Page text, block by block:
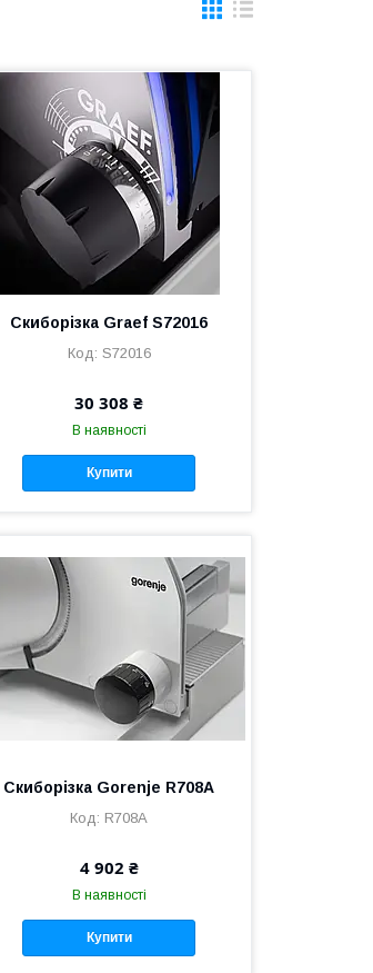
Скиборізка Graef S72016
S72016
30 308 ₴
В наявності
Купити
Скиборізка Gorenje R708A
R708A
4 902 ₴
В наявності
Купити